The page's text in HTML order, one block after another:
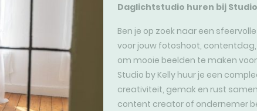
Daglichtstudio huren bij
Ben je op zoek naar een
voor jouw fotoshoot,
om mooie beelden te maken
Studio by Kelly huur je een
creativiteit, gemak en rust
content creator of ondernemer